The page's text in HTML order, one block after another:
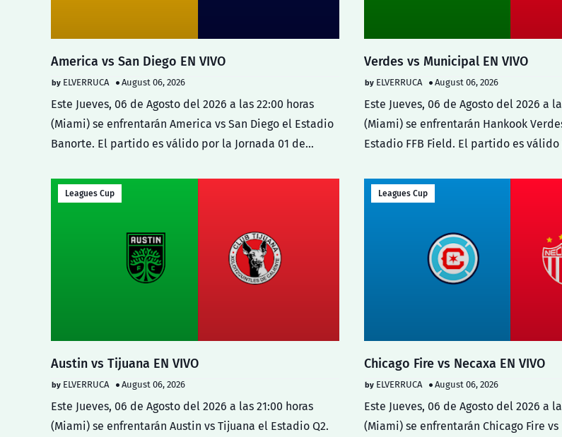
America vs San Diego EN VIVO
ELVERRUCA August 06, 2026
Este Jueves, 06 de Agosto del 2026 a las 22:00 horas
(Miami) se enfrentarán America vs San Diego el Estadio
Banorte. El partido es válido por la Jornada 01 de…
Verdes vs Municipal EN VIVO
ELVERRUCA August 06, 2026
Este Jueves, 06 de Agosto del 2026 a
(Miami) se enfrentarán Hankook
Estadio FFB Field. El partido es
Leagues Cup
Austin vs Tijuana EN VIVO
ELVERRUCA August 06, 2026
Este Jueves, 06 de Agosto del 2026 a las 21:00 horas
(Miami) se enfrentarán Austin vs Tijuana el Estadio Q2.
Leagues Cup
Chicago Fire vs Necaxa EN VIVO
ELVERRUCA August 06, 2026
Este Jueves, 06 de Agosto del 2026 a
(Miami) se enfrentarán Chicago Fire vs